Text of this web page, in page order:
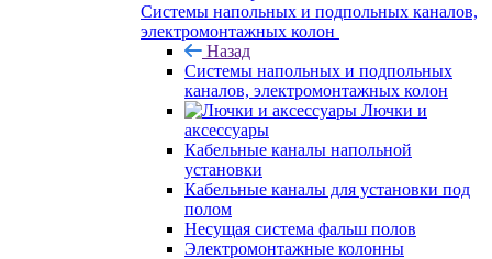
Системы напольных и подпольных каналов,
электромонтажных колон
Назад
Системы напольных и подпольных
каналов, электромонтажных колон
Лючки и
аксессуары
Кабельные каналы напольной
установки
Кабельные каналы для установки под
полом
Несущая система фальш полов
Электромонтажные колонны